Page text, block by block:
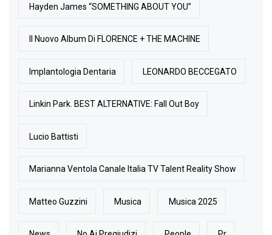
Hayden James “SOMETHING ABOUT YOU”
Il Nuovo Album Di FLORENCE + THE MACHINE
Implantologia Dentaria LEONARDO BECCEGATO
Linkin Park. BEST ALTERNATIVE: Fall Out Boy
Lucio Battisti
Marianna Ventola Canale Italia TV Talent Reality Show
Matteo Guzzini Musica Musica 2025